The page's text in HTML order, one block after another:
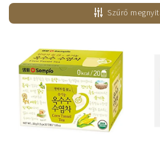
Legolcsóbb elöl
Legdrágább
Szűrő